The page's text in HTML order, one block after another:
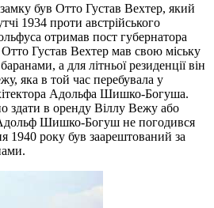
був Отто Густав Вехтер, який
1934 проти австрійського
отримав пост губернатора
Густав Вехтер мав свою міську
а для літньої резиденції він
яка в той час перебувала у
Адольфа Шишко-Богуша.
здати в оренду Віллу Вежу або
Шишко-Богуш не погодився
1940 року був заарештований за